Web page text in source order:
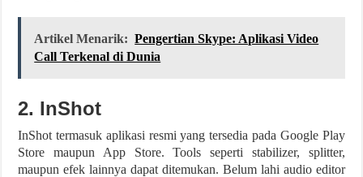
Artikel Menarik: Pengertian Skype: Aplikasi Video
Call Terkenal di Dunia
2. InShot
InShot termasuk aplikasi resmi yang tersedia pada Google Play
Store maupun App Store. Tools seperti stabilizer, splitter,
maupun efek lainnya dapat ditemukan. Belum lahi audio editor